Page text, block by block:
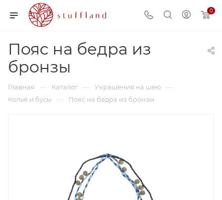
0
Пояс на бедра из
бронзы
Главная — Каталог — Украшения на шею —
Колье и бусы — Пояс на бедра из бронзы